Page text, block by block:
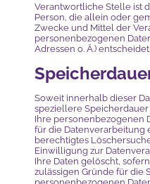
Verantwortliche Stelle ist
Person, die allein oder
Zwecke und Mittel der
personenbezogenen
Adressen o. Ä.) entscheidet.
Soweit innerhalb dieser
speziellere
Ihre personenbezogenen
für die Datenverarbeitung
berechtigtes
Einwilligung zur
Ihre Daten gelöscht,
zulässigen Gründe für die